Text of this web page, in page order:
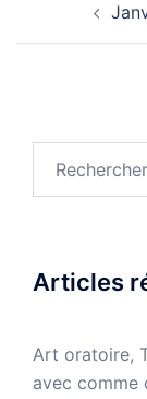
d’article
Articles
Art oratoire,
avec comme